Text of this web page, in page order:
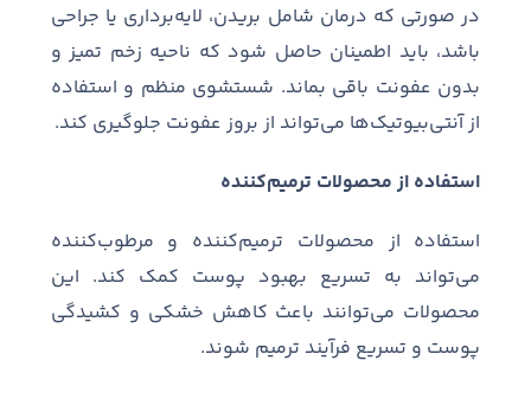
در صورتی که درمان شامل بریدن، لایه‌برداری یا جراحی
باشد، باید اطمینان حاصل شود که ناحیه زخم تمیز و
بدون عفونت باقی بماند. شستشوی منظم و استفاده
از آنتی‌بیوتیک‌ها می‌تواند از بروز عفونت جلوگیری کند.
استفاده از محصولات ترمیم‌کننده
استفاده از محصولات ترمیم‌کننده و مرطوب‌کننده
می‌تواند به تسریع بهبود پوست کمک کند. این
محصولات می‌توانند باعث کاهش خشکی و کشیدگی
پوست و تسریع فرآیند ترمیم شوند.